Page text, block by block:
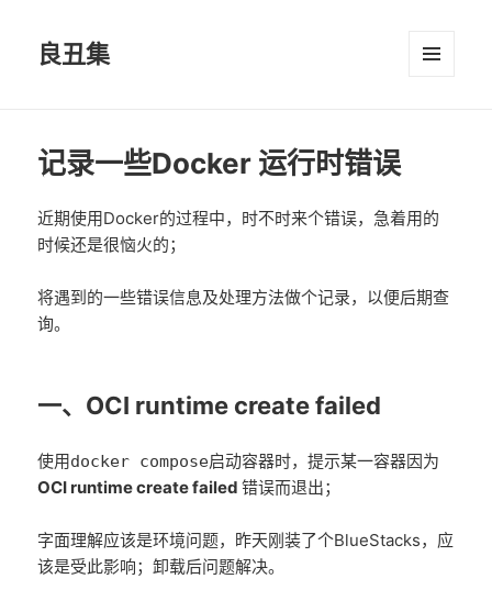
良丑集
记录一些Docker 运行时错误
近期使用Docker的过程中，时不时来个错误，急着用的
时候还是很恼火的；
将遇到的一些错误信息及处理方法做个记录，以便后期查
询。
一、OCI runtime create failed
使用docker compose启动容器时，提示某一容器因为
OCI runtime create failed错误而退出；
字面理解应该是环境问题，昨天刚装了个BlueStacks，应
该是受此影响；卸载后问题解决。